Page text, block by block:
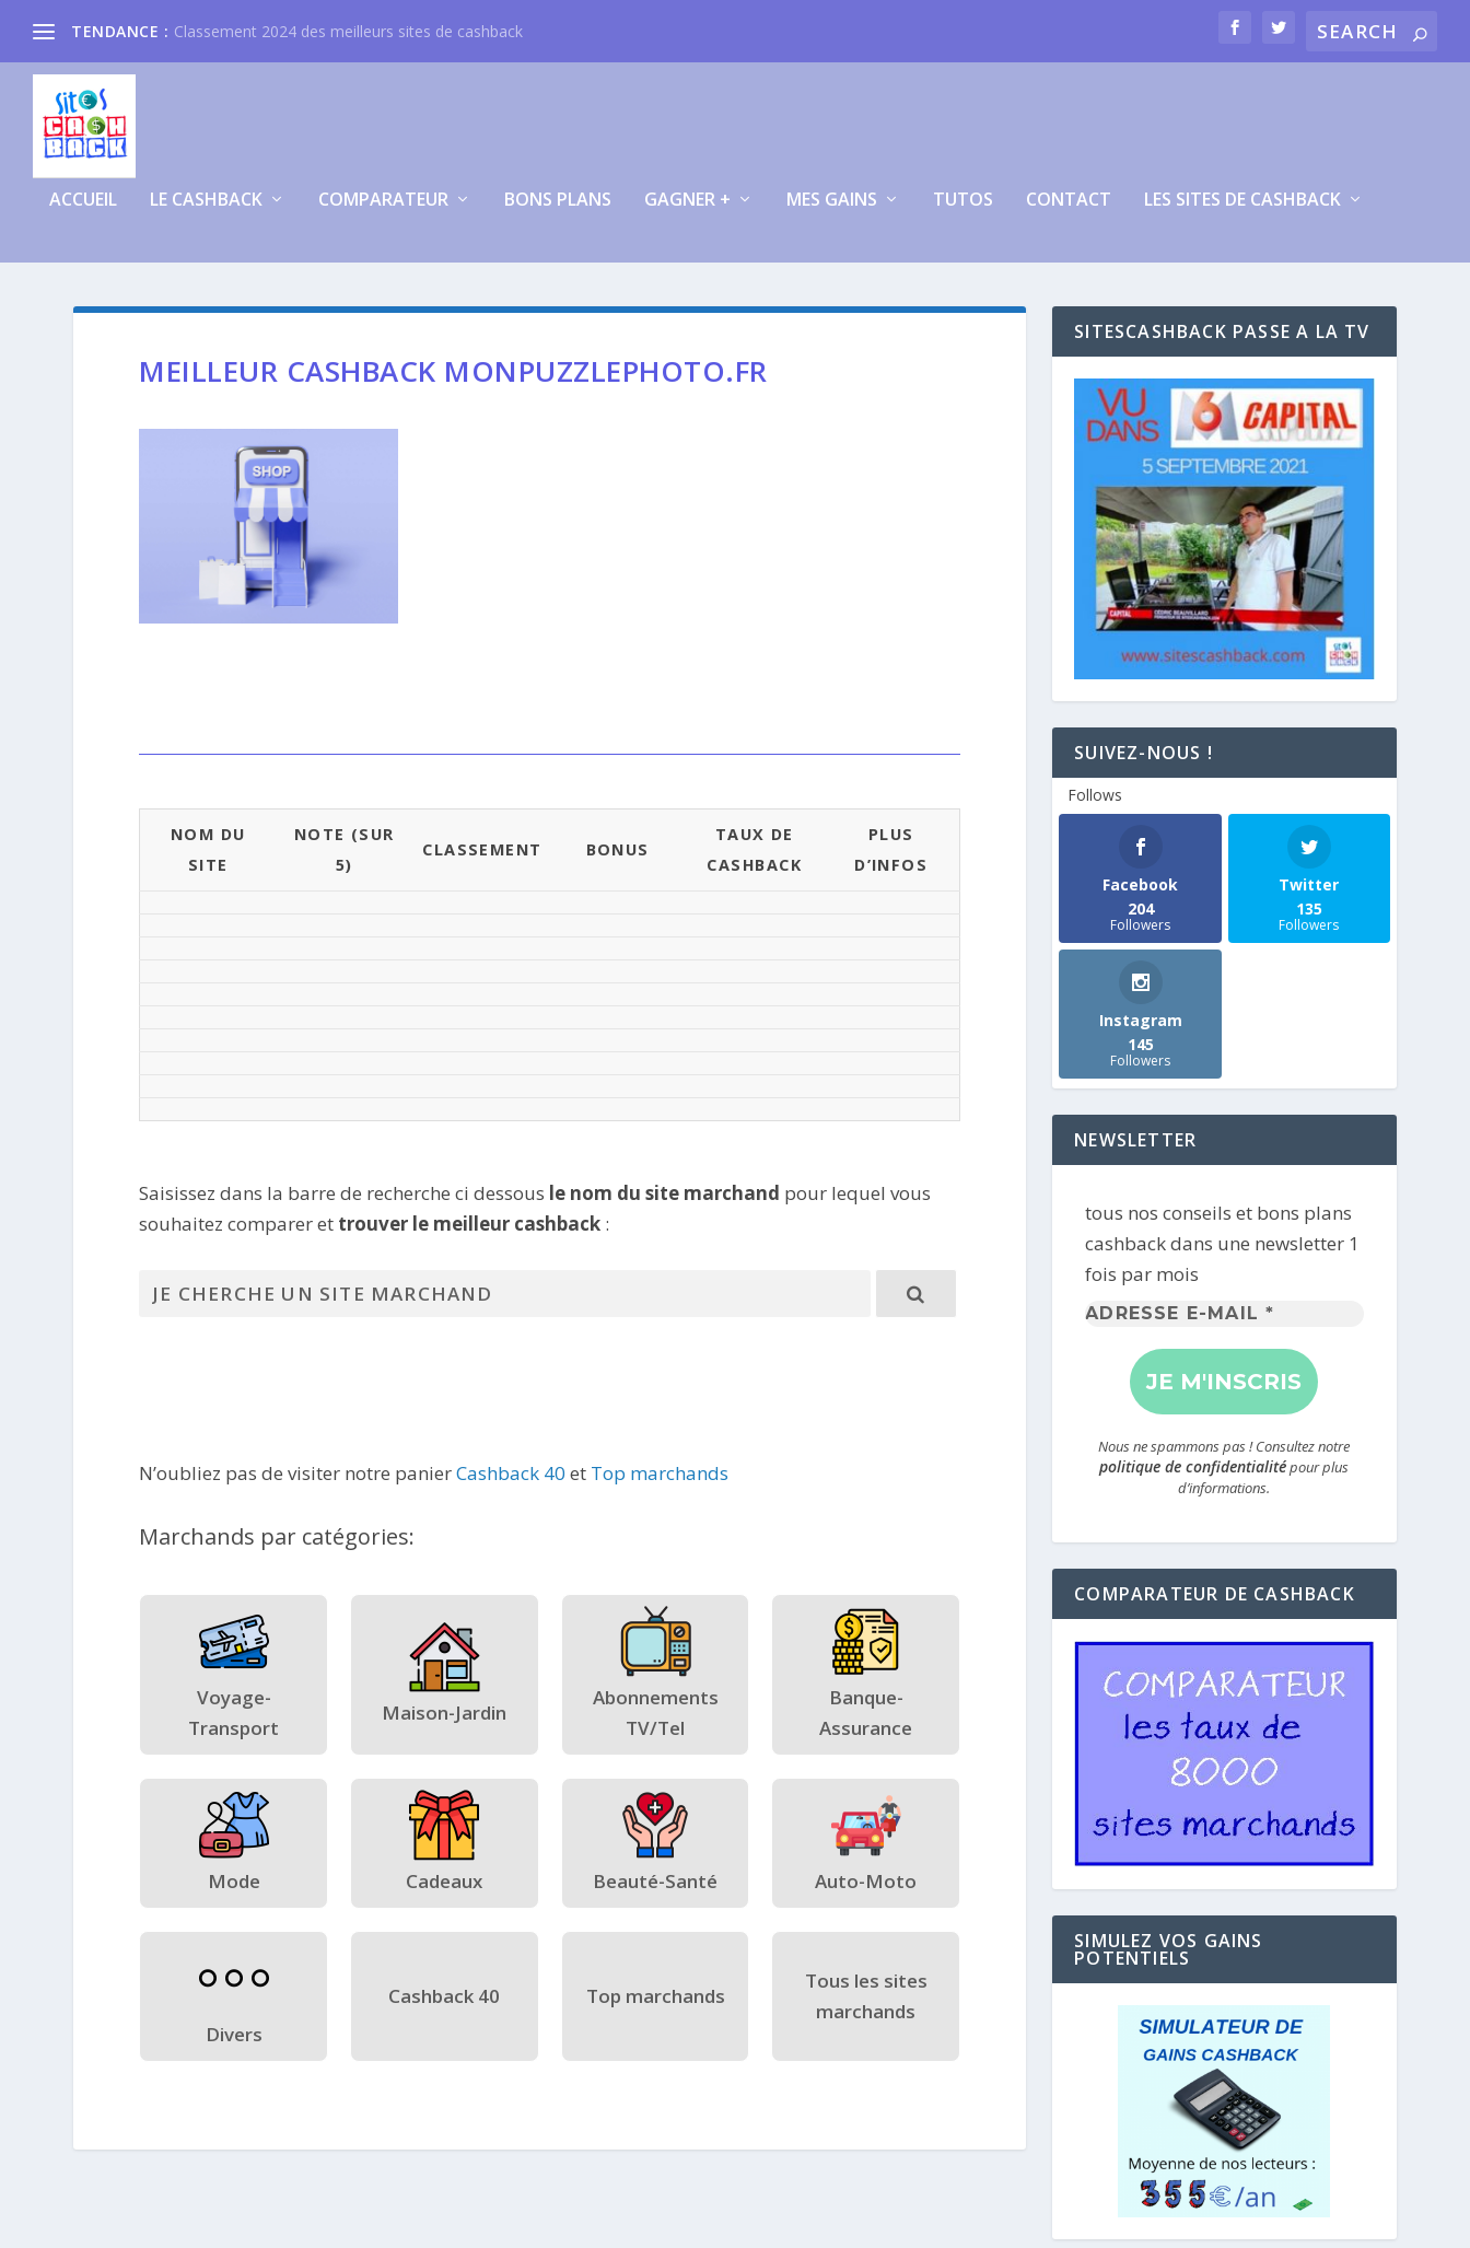
TENDANCE : Classement 2024 des meilleurs sites de cashback
ACCUEIL LE CASHBACK COMPARATEUR BONS PLANS GAGNER + MES GAINS TUTOS CONTACT LES SITES DE CASHBACK
MEILLEUR CASHBACK MONPUZZLEPHOTO.FR
NOM DU
SITE
NOTE (SUR
5)
CLASSEMENT BONUS
TAUX DE
CASHBACK
PLUS
D’INFOS
Saisissez dans la barre de recherche ci dessous le nom du site marchand pour lequel vous
souhaitez comparer et trouver le meilleur cashback :
N’oubliez pas de visiter notre panierCashback 40 et Top marchands
Marchands par catégories:
Voyage-
Transport
Maison-Jardin
Abonnements
TV/Tel
Banque-
Assurance
Mode Cadeaux Beauté-Santé Auto-Moto
Divers
Cashback 40 Top marchands
Tous les sites
marchands
SITESCASHBACK PASSE A LA TV
SUIVEZ-NOUS !
Follows
Facebook
204
Followers
Twitter
135
Followers
Instagram
145
Followers
NEWSLETTER
tous nos conseils et bons plans
cashback dans une newsletter 1
fois par mois
Adresse
mail
*
Nous ne spammons pas ! Consultez notre
politique de confidentialitépour plus
d’informations.
COMPARATEUR DE CASHBACK
SIMULEZ VOS GAINS
POTENTIELS